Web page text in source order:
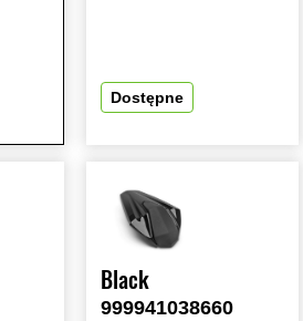
Dostępne
Black
999941038660